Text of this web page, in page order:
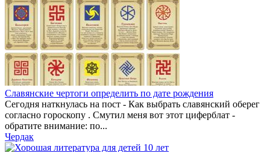
Славянские чертоги определить по дате рождения
Сегодня наткнулась на пост - Как выбрать славянский оберег
согласно гороскопу . Смутил меня вот этот циферблат -
обратите внимание: по...
Чердак